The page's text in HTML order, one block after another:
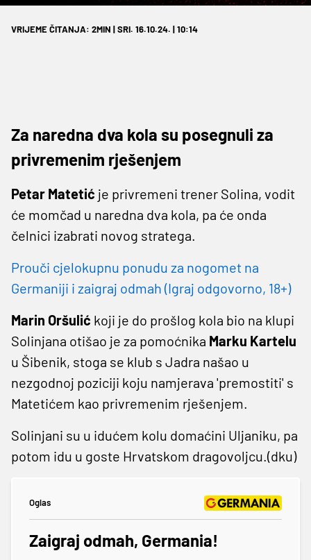
VRIJEME ČITANJA: 2MIN | SRI. 16.10.24. | 10:14
Za naredna dva kola su posegnuli za
privremenim rješenjem
Petar Matetić je privremeni trener Solina, vodit
će momčad u naredna dva kola, pa će onda
čelnici izabrati novog stratega.
Prouči cjelokupnu ponudu za nogomet na
Germaniji i zaigraj odmah (Igraj odgovorno, 18+)
Marin Oršulić koji je do prošlog kola bio na klupi
Solinjana otišao je za pomoćnika Marku Kartelu
u Šibenik, stoga se klub s Jadra našao u
nezgodnoj poziciji koju namjerava 'premostiti' s
Matetićem kao privremenim rješenjem.
Solinjani su u idućem kolu domaćini Uljaniku, pa
potom idu u goste Hrvatskom dragovoljcu.(dku)
Oglas
Zaigraj odmah, Germania!